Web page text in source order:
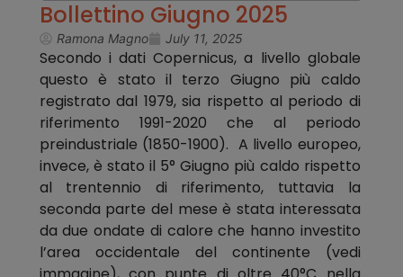
Bollettino Giugno 2025
Ramona Magno July 11, 2025
Secondo i dati Copernicus, a livello globale
questo è stato il terzo Giugno più caldo
registrato dal 1979, sia rispetto al periodo di
riferimento 1991-2020 che al periodo
preindustriale (1850-1900). A livello europeo,
invece, è stato il 5° Giugno più caldo rispetto
al trentennio di riferimento, tuttavia la
seconda parte del mese è stata interessata
da due ondate di calore che hanno investito
l’area occidentale del continente (vedi